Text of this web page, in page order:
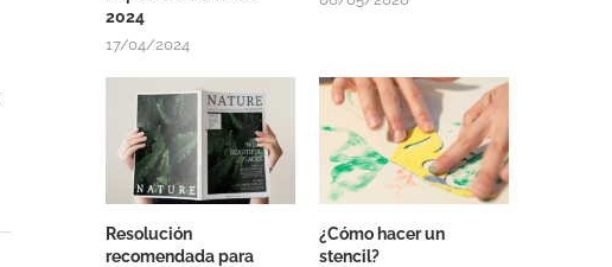
2024
17/04/2024
Resolución
recomendada para
¿Cómo hacer un
stencil?